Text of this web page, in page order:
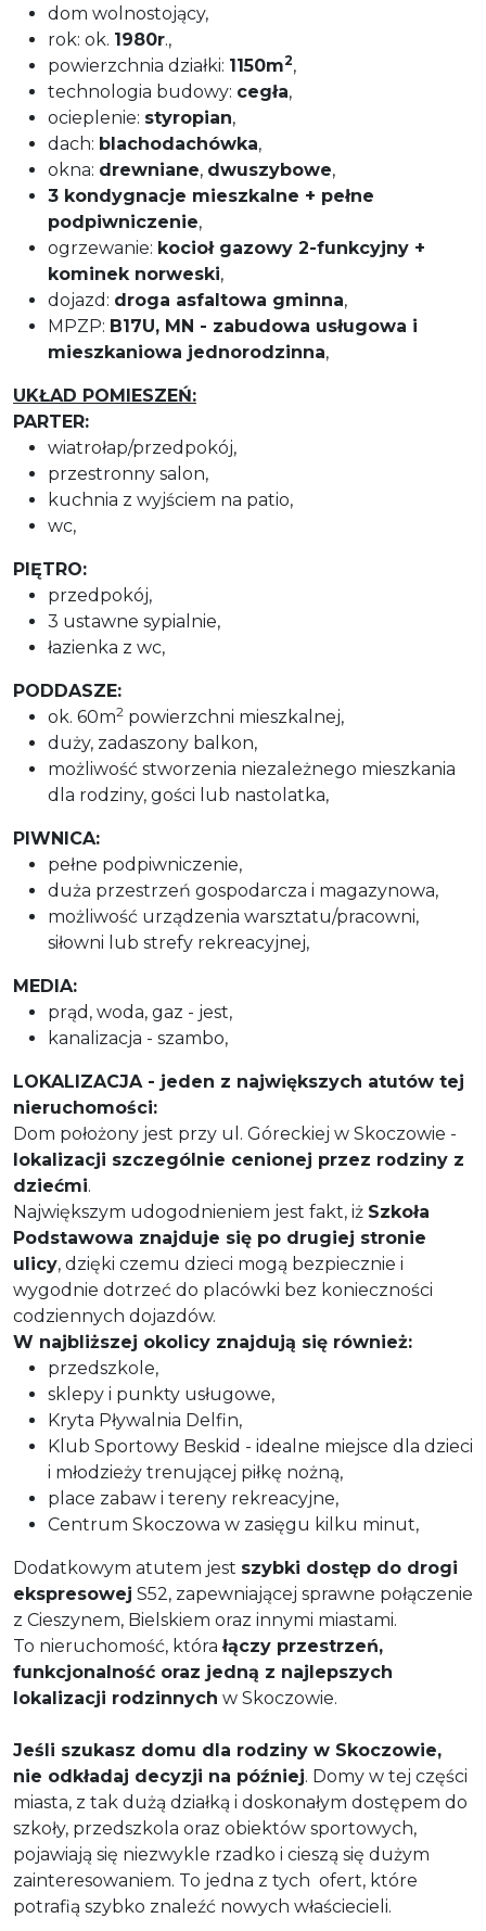
dom wolnostojący,
rok: ok. 1980r.,
powierzchnia działki: 1150m2,
technologia budowy: cegła,
ocieplenie: styropian,
dach: blachodachówka,
okna: drewniane, dwuszybowe,
3 kondygnacje mieszkalne + pełne
podpiwniczenie,
ogrzewanie: kocioł gazowy 2-funkcyjny +
kominek norweski,
dojazd: droga asfaltowa gminna,
MPZP: B17U, MN - zabudowa usługowa i
mieszkaniowa jednorodzinna,
UKŁAD POMIESZEŃ:
PARTER:
wiatrołap/przedpokój,
przestronny salon,
kuchnia z wyjściem na patio,
wc,
PIĘTRO:
przedpokój,
3 ustawne sypialnie,
łazienka z wc,
PODDASZE:
ok. 60m2 powierzchni mieszkalnej,
duży, zadaszony balkon,
możliwość stworzenia niezależnego mieszkania
dla rodziny, gości lub nastolatka,
PIWNICA:
pełne podpiwniczenie,
duża przestrzeń gospodarcza i magazynowa,
możliwość urządzenia warsztatu/pracowni,
siłowni lub strefy rekreacyjnej,
MEDIA:
prąd, woda, gaz - jest,
kanalizacja - szambo,
LOKALIZACJA - jeden z największych atutów tej
nieruchomości:
Dom położony jest przy ul. Góreckiej w Skoczowie -
lokalizacji szczególnie cenionej przez rodziny z
dziećmi.
Największym udogodnieniem jest fakt, iż Szkoła
Podstawowa znajduje się po drugiej stronie
ulicy, dzięki czemu dzieci mogą bezpiecznie i
wygodnie dotrzeć do placówki bez konieczności
codziennych dojazdów.
W najbliższej okolicy znajdują się również:
przedszkole,
sklepy i punkty usługowe,
Kryta Pływalnia Delfin,
Klub Sportowy Beskid - idealne miejsce dla dzieci
i młodzieży trenującej piłkę nożną,
place zabaw i tereny rekreacyjne,
Centrum Skoczowa w zasięgu kilku minut,
Dodatkowym atutem jest szybki dostęp do drogi
ekspresowej S52, zapewniającej sprawne połączenie
z Cieszynem, Bielskiem oraz innymi miastami.
To nieruchomość, którałączy przestrzeń,
funkcjonalność oraz jedną z najlepszych
lokalizacji rodzinnych w Skoczowie.
Jeśli szukasz domu dla rodziny w Skoczowie,
nie odkładaj decyzji na później. Domy w tej części
miasta, z tak dużą działką i doskonałym dostępem do
szkoły, przedszkola oraz obiektów sportowych,
pojawiają się niezwykle rzadko i cieszą się dużym
zainteresowaniem. To jedna z tych ofert, które
potrafią szybko znaleźć nowych właściecieli.